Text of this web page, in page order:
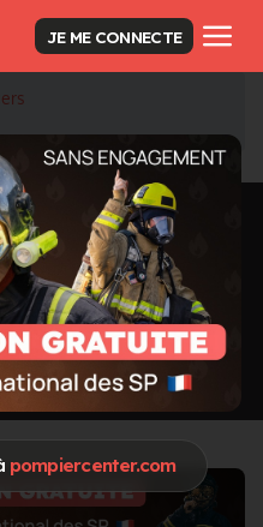
pompiercenter.com
JE ME CONNECTE
liste des pompiers
à 12:03